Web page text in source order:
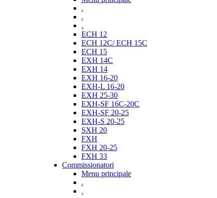
.
.
.
ECH 12
ECH 12C/ ECH 15C
ECH 15
EXH 14C
EXH 14
EXH 16-20
EXH-L 16-20
EXH 25-30
EXH-SF 16C-20C
EXH-SF 20-25
EXH-S 20-25
SXH 20
FXH
FXH 20-25
FXH 33
Commissionatori
Menu principale
.
.